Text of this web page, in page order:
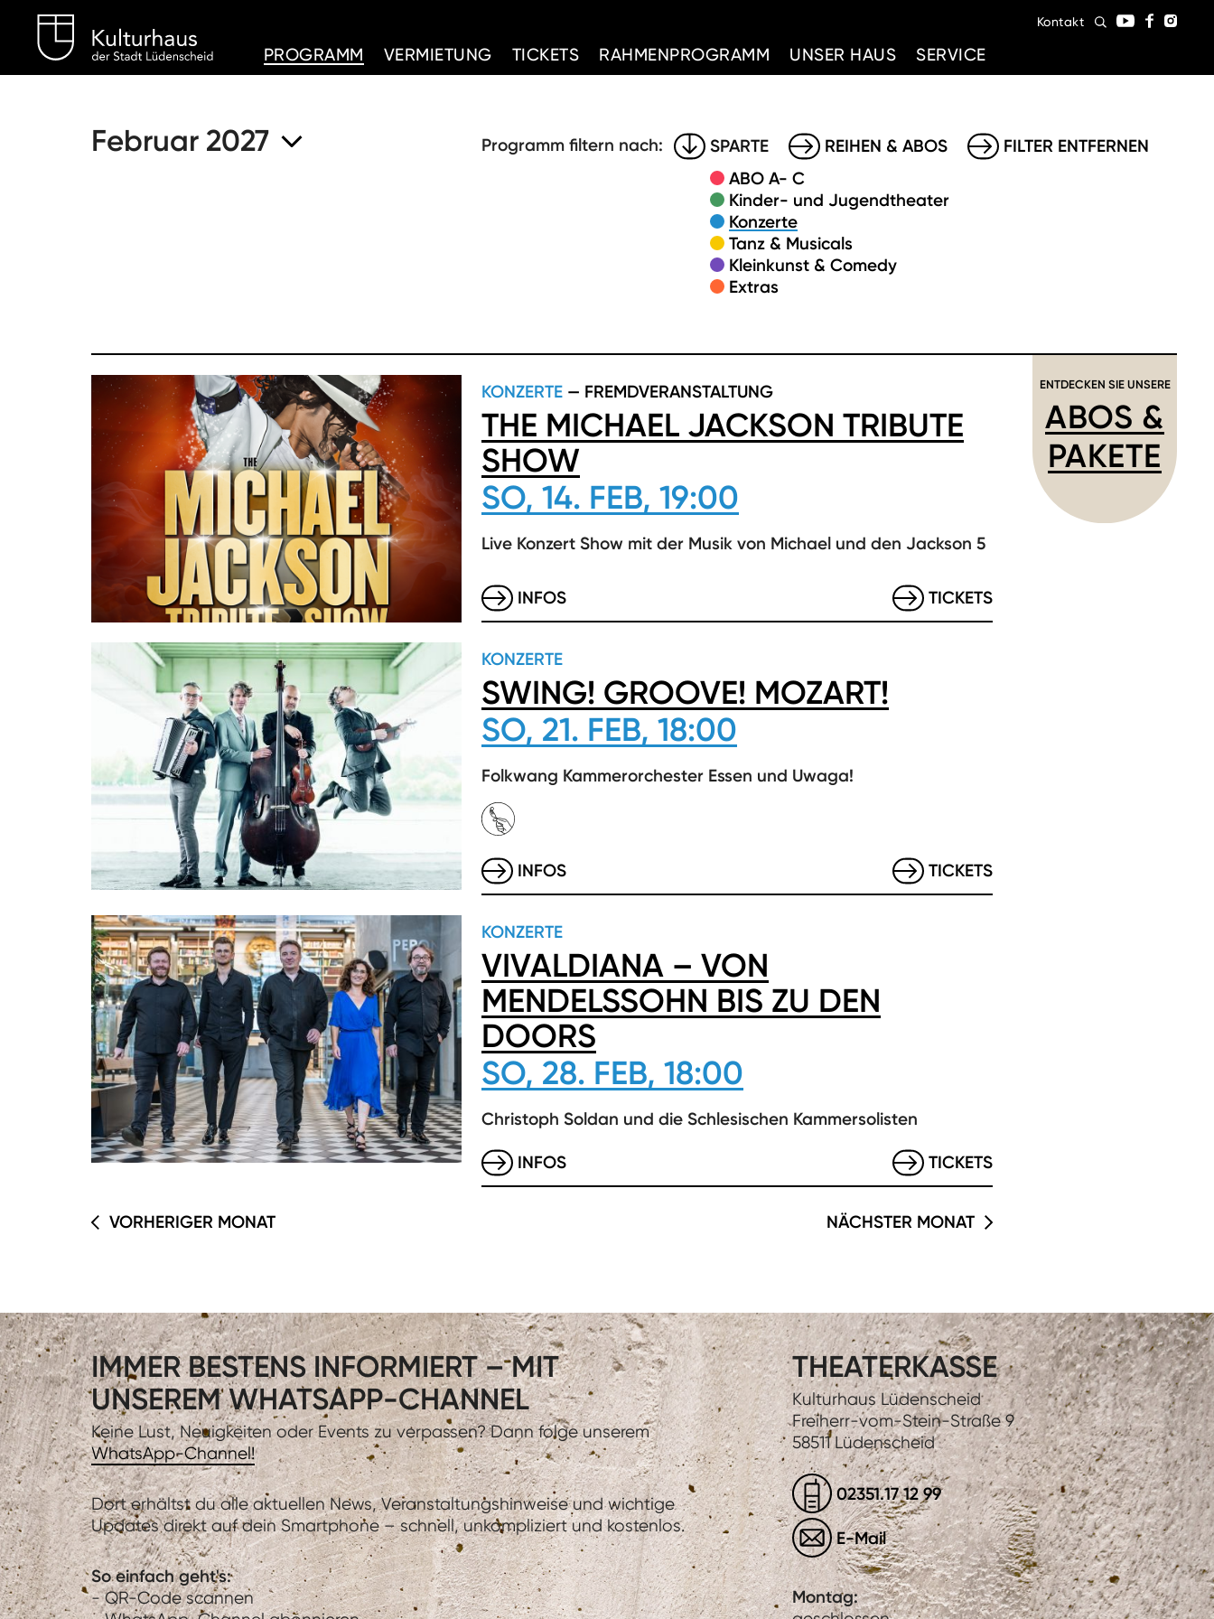
PROGRAMM
VERMIETUNG TICKETS RAHMENPROGRAMM UNSER HAUS SERVICE
Kontakt
Februar 2027 Programm filtern nach:
SPARTE
ABO A- C
Kinder- und Jugendtheater
Konzerte
Tanz & Musicals
Kleinkunst & Comedy
Extras
REIHEN & ABOS FILTER ENTFERNEN
KONZERTE — FREMDVERANSTALTUNG
THE MICHAEL JACKSON TRIBUTE
SHOW
SO, 14. FEB, 19:00
Live Konzert Show mit der Musik von Michael und den Jackson 5
INFOS TICKETS
KONZERTE
SWING! GROOVE! MOZART!
SO, 21. FEB, 18:00
Folkwang Kammerorchester Essen und Uwaga!
INFOS TICKETS
KONZERTE
VIVALDIANA – VON
MENDELSSOHN BIS ZU DEN
DOORS
SO, 28. FEB, 18:00
Christoph Soldan und die Schlesischen Kammersolisten
INFOS TICKETS
ENTDECKEN SIE UNSERE
ABOS &
PAKETE
VORHERIGER MONAT NÄCHSTER MONAT
IMMER BESTENS INFORMIERT – MIT
UNSEREM WHATSAPP-CHANNEL
Keine Lust, Neuigkeiten oder Events zu verpassen? Dann folge unserem
WhatsApp-Channel!
Dort erhältst du alle aktuellen News, Veranstaltungshinweise und wichtige
Updates direkt auf dein Smartphone – schnell, unkompliziert und kostenlos.
So einfach geht's:
- QR-Code scannen
THEATERKASSE
Kulturhaus Lüdenscheid
Freiherr-vom-Stein-Straße 9
58511 Lüdenscheid
02351.17 12 99
E-Mail
Montag: